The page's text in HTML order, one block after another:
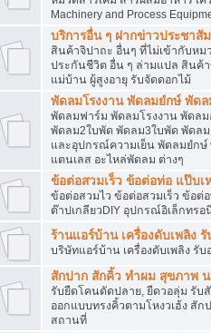
Machinery and Process
บริการอื่น ๆ ฝากข่าวประชาสั
สินค้าจิปาถะ อื่นๆ ที่ไม่เข้ากับห
ประกันชีวิต อื่น ๆ ล่ามแปล สินค้
แม่บ้าน ผู้สูงอายุ รับจัดดอกไม้
พัดลมโรงงาน พัดลมยํกษ์ พัดล
พัดลมฟาร์ม พัดลมโรงงาน พัดล
พัดลม2ใบพัด พัดลม3ใบพัด พัดล
และอุปกรณ์ความเย็น พัดลมยํกษ์
แตนเลส อะไหล่พัดลม ต่างๆ
ข้อต่อสวมเร็ว ข้อต่อท่อ แป๊บเ
ข้อต่อสวมไว ข้อต่อสวมเร็ว ข้อต่
ต๊าปเกลียวDIY อุปกรณ์อิเล็กทร
ร้านแอร์บ้าน เครื่องดับเพลิง
บริษัทแอร์บ้าน เครื่องดับเพลิง รั
สักปาก สักคิ้ว ทำผม สุขภาพ
รับยืดโคนดัดปลาย, ยืดวอลุ่ม รับ
ออกแบบทรงคิ้วตามโหงวเฮ้ง สั
สถานที่